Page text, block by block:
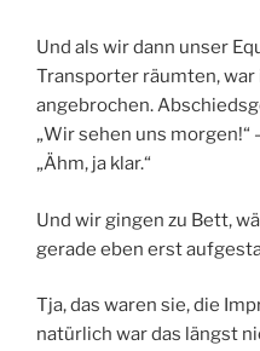
Und als wir dann unser
Transporter räumten,
angebrochen.
„Wir sehen uns morgen!“
„Ähm, ja klar.“
Und wir gingen zu Bett,
gerade eben erst
Tja, das waren sie, die
natürlich war das längst